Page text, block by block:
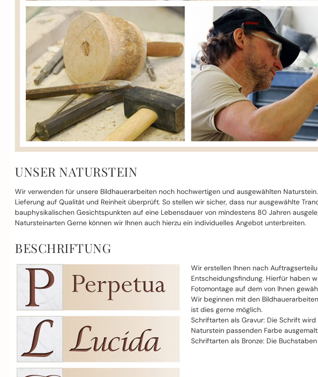
UNSER NATURSTEIN
Wir verwenden für unsere Bildhauerarbeiten noch hochwertigen und ausgewählten
Lieferung auf Qualität und Reinheit überprüft. So stellen wir sicher, dass nur ausgewählte
bauphysikalischen Gesichtspunkten auf eine Lebensdauer von mindestens 80 Jahren
Natursteinarten Gerne können wir Ihnen auch hierzu ein individuelles Angebot unterbreiten.
BESCHRIFTUNG
Wir erstellen Ihnen nach
Entscheidungsfindung. Hierfür haben
Fotomontage auf dem von Ihnen
Wir beginnen mit den
ist dies gerne möglich.
Schriftarten als Gravur: Die Schrift
Naturstein passenden Farbe ausgemalt.
Schriftarten als Bronze: Die